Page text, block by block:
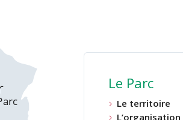
Le Parc
Le territoire
L’organisation